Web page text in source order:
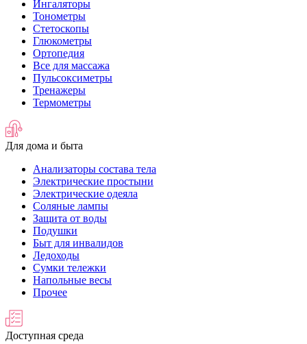
Ингаляторы
Тонометры
Стетоскопы
Глюкометры
Ортопедия
Все для массажа
Пульсоксиметры
Тренажеры
Термометры
Для дома и быта
Анализаторы состава тела
Электрические простыни
Электрические одеяла
Соляные лампы
Защита от воды
Подушки
Быт для инвалидов
Ледоходы
Сумки тележки
Напольные весы
Прочее
Доступная среда